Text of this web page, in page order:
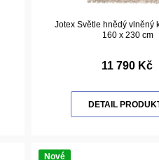
Jotex Světle hnědý vlněný
160 x 230 cm
11 790 Kč
DETAIL
Nové